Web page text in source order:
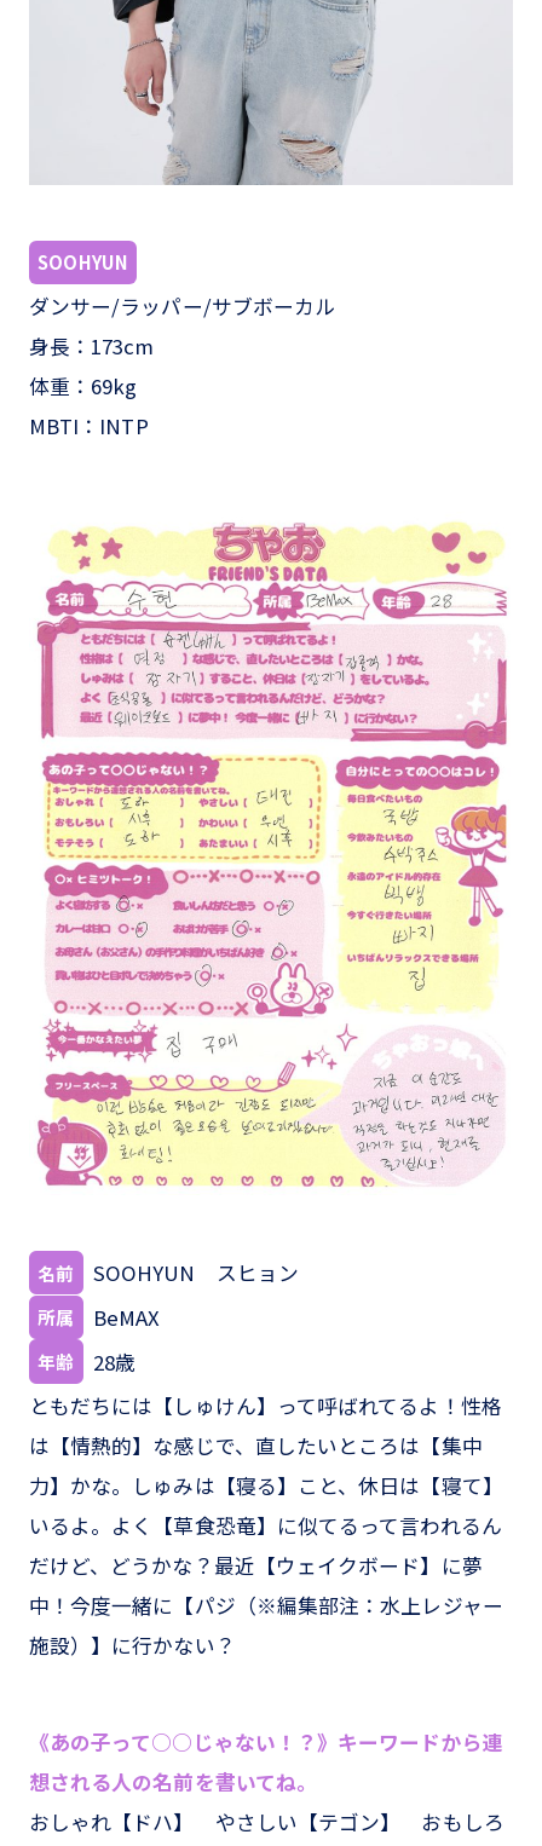
SOOHYUN
ダンサー/ラッパー/サブボーカル
身長：173cm
体重：69kg
MBTI：INTP
名前 SOOHYUN スヒョン
所属 BeMAX
年齢
28歳
ともだちには【しゅけん】って呼ばれてるよ！性格
は【情熱的】な感じで、直したいところは【集中
力】かな。しゅみは【寝る】こと、休日は【寝て】
いるよ。よく【草食恐竜】に似てるって言われるん
だけど、どうかな？最近【ウェイクボード】に夢
中！今度一緒に【パジ（※編集部注：水上レジャー
施設）】に行かない？
《あの子って○○じゃない！？》キーワードから連
想される人の名前を書いてね。
おしゃれ【ドハ】 やさしい【テゴン】 おもしろ